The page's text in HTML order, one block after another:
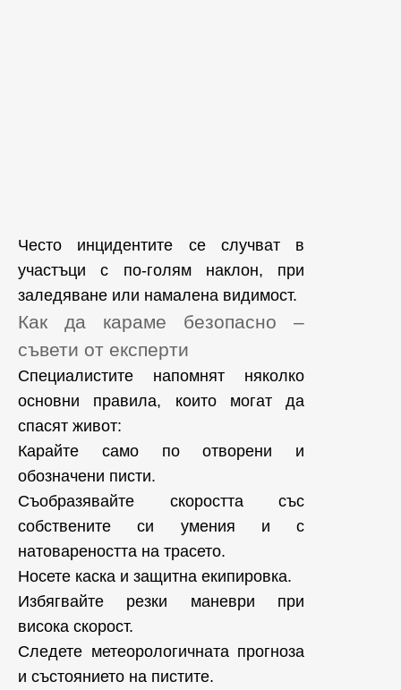
Често инцидентите се случват в
участъци с по-голям наклон, при
заледяване или намалена видимост.
Как да караме безопасно –
съвети от експерти
Специалистите напомнят няколко
основни правила, които могат да
спасят живот:
Карайте само по отворени и
обозначени писти.
Съобразявайте скоростта със
собствените си умения и с
натовареността на трасето.
Носете каска и защитна екипировка.
Избягвайте резки маневри при
висока скорост.
Следете метеорологичната прогноза
и състоянието на пистите.